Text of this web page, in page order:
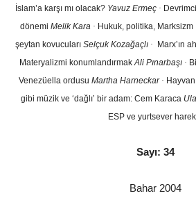
İslam’a karşı mı olacak? Yavuz Ermeç ·
dönemi Melik Kara · Hukuk, politika, Marksizm
şeytan kovucuları Selçuk Kozağaçlı · Marx’ın
Materyalizmi konumlandırmakAli Pınarbaşı ·
Venezüella ordusu Martha Harneckar ·
gibi müzik ve ‘dağlı’ bir adam: Cem Karaca
ESP ve yurtsever
Sayı: 34
Bahar 2004